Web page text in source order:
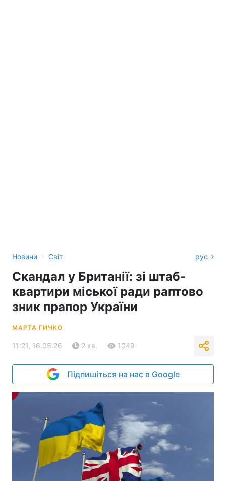
Новини › Світ рус
Скандал у Британії: зі штаб-
квартири міської ради раптово
зник прапор України
МАРТА ГИЧКО
11:21, 16.05.26 2 хв. 1049
Підпишіться на нас в Google